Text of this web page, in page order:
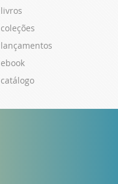
livros
coleções
lançamentos
ebook
catálogo